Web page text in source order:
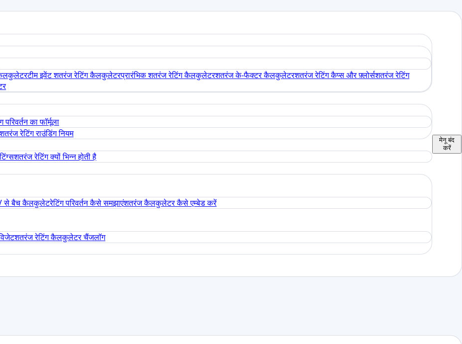
कैलकुलेटरटीम इवेंट शतरंज रेटिंग कैलकुलेटरप्रारंभिक शतरंज रेटिंग कैलकुलेटरशतरंज के-फैक्टर कैलकुलेटरशतरंज रेटिंग कैप्स और फ़्लोर्सशतरंज रेटिंग
का फॉर्मूला
शतरंज रेटिंग राउंडिंग नियम
शतरंज रेटिंग क्यों भिन्न होती है
से बैच कैलकुलेटरेटिंग परिवर्तन कैसे समझाएंशतरंज कैलकुलेटर कैसे एम्बेड करें
शतरंज रेटिंग कैलकुलेटर चैंजलॉग
मेनू बंद
करें